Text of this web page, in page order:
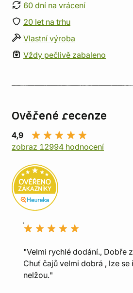
60 dní na vrácení
20 let na trhu
Vlastní výroba
Vždy pečlivě zabaleno
Ověřené recenze
4,9
zobraz 12994 hodnocení
"Velmi rychlé dodání., Dobře
Chuť čajů velmi dobrá , lze
nelžou."